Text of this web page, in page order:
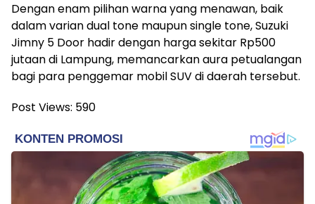
Dengan enam pilihan warna yang menawan, baik
dalam varian dual tone maupun single tone, Suzuki
Jimny 5 Door hadir dengan harga sekitar Rp500
jutaan di Lampung, memancarkan aura petualangan
bagi para penggemar mobil SUV di daerah tersebut.
Post Views: 590